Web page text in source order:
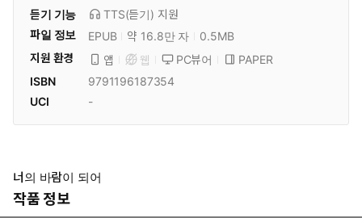
듣기 기능
TTS(듣기) 지원
파일 정보
EPUB 약 16.8만 자
0.5MB
지원 환경
앱 웹 PC뷰어
PAPER
ISBN
9791196187354
UCI
-
너의 바람이 되어
작품 정보